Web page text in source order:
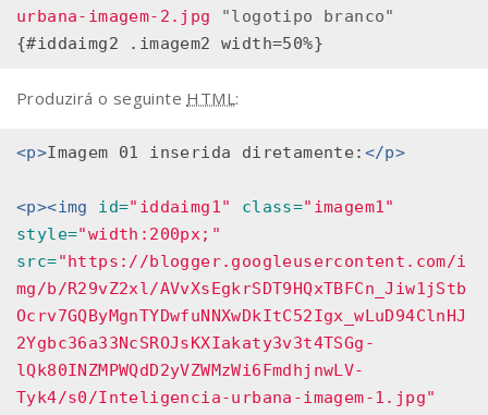
urbana-imagem-2.jpg
"logotipo branco"
Produzirá o seguinte HTML:
<p>Imagem 01 inserida diretamente: </p>
<p><img id="iddaimg1" class="imagem1"
style="width:200px;"
src="https://blogger.googleusercontent.com/i
mg/b/R29vZ2xl/AVvXsEgkrSDT9HQxTBFCn_Jiw1jStb
Ocrv7GQByMgnTYDwfuNNXwDkItC52Igx_wLuD94ClnHJ
2Ygbc36a33NcSROJsKXIakaty3v3t4TSGg-
lQk80INZMPWQdD2yVZWMzWi6FmdhjnwLV-
Tyk4/s0/Inteligencia-urbana-imagem-1.jpg"